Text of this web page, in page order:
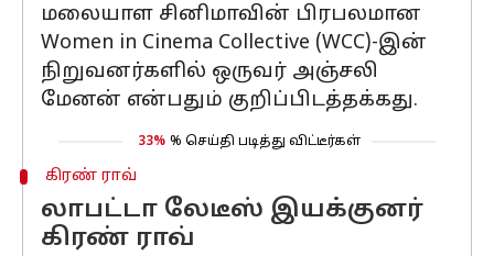
மலையாள சினிமாவின் பிரபலமான
Women in Cinema Collective (WCC)-இன்
நிறுவனர்களில் ஒருவர் அஞ்சலி
மேனன் என்பதும் குறிப்பிடத்தக்கது.
33% % செய்தி படித்து விட்டீர்கள்
கிரண் ராவ்
லாபட்டா லேடீஸ் இயக்குனர்
கிரண் ராவ்